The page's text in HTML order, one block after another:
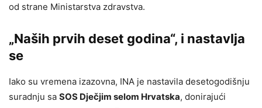
od strane Ministarstva zdravstva.
„Naših prvih deset godina“, i nastavlja
se
Iako su vremena izazovna, INA je nastavila desetogodišnju
suradnju sa SOS Dječjim selom Hrvatska, donirajući